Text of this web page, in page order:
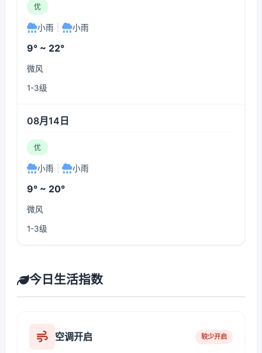
优
小雨 小雨
9° ~ 22°
微风
1-3级
08月14日
优
小雨 小雨
9° ~ 20°
微风
1-3级
今日生活指数
空调开启 较少开启